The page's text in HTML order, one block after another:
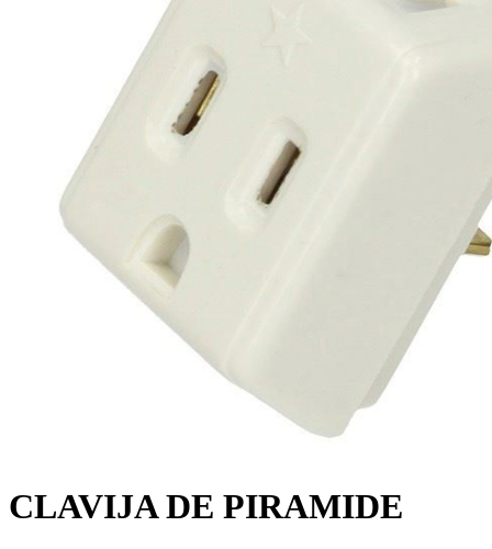
CLAVIJA DE PIRAMIDE